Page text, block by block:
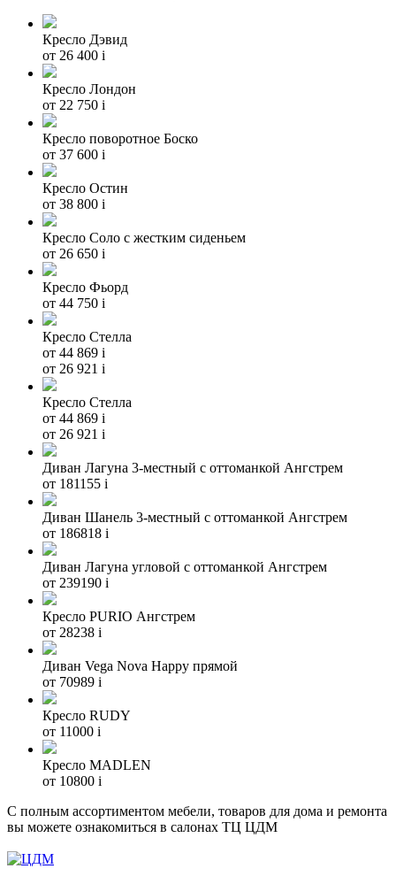
Кресло Дэвид
от 26 400 i
Кресло Лондон
от 22 750 i
Кресло поворотное Боско
от 37 600 i
Кресло Остин
от 38 800 i
Кресло Соло с жестким сиденьем
от 26 650 i
Кресло Фьорд
от 44 750 i
Кресло Стелла
от 44 869 i
от 26 921 i
Кресло Стелла
от 44 869 i
от 26 921 i
Диван Лагуна 3-местный с оттоманкой Ангстрем
от 181155 i
Диван Шанель 3-местный с оттоманкой Ангстрем
от 186818 i
Диван Лагуна угловой с оттоманкой Ангстрем
от 239190 i
Кресло PURIO Ангстрем
от 28238 i
Диван Vega Nova Happy прямой
от 70989 i
Кресло RUDY
от 11000 i
Кресло MADLEN
от 10800 i
С полным ассортиментом мебели, товаров для дома и ремонта
вы можете ознакомиться в салонах ТЦ ЦДМ